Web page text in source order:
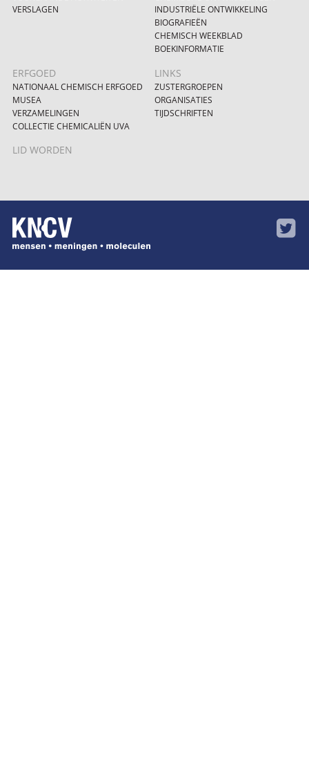
VERSLAGEN
INDUSTRIËLE ONTWIKKELING
BIOGRAFIEËN
CHEMISCH WEEKBLAD
BOEKINFORMATIE
ERFGOED
NATIONAAL CHEMISCH ERFGOED
MUSEA
VERZAMELINGEN
COLLECTIE CHEMICALIËN UVA
LINKS
ZUSTERGROEPEN
ORGANISATIES
TIJDSCHRIFTEN
LID WORDEN